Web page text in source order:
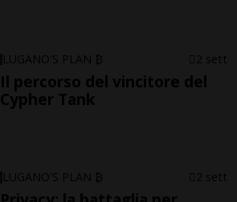
LUGANO'S PLAN ₿ 2 sett
Il percorso del vincitore del
Cypher Tank
LUGANO'S PLAN ₿ 2 sett